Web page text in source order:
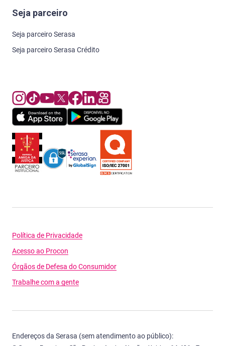
Seja parceiro
Seja parceiro Serasa
Seja parceiro Serasa Crédito
Política de Privacidade
Acesso ao Procon
Órgãos de Defesa do Consumidor
Trabalhe com a gente
Endereços da Serasa (sem atendimento ao público):